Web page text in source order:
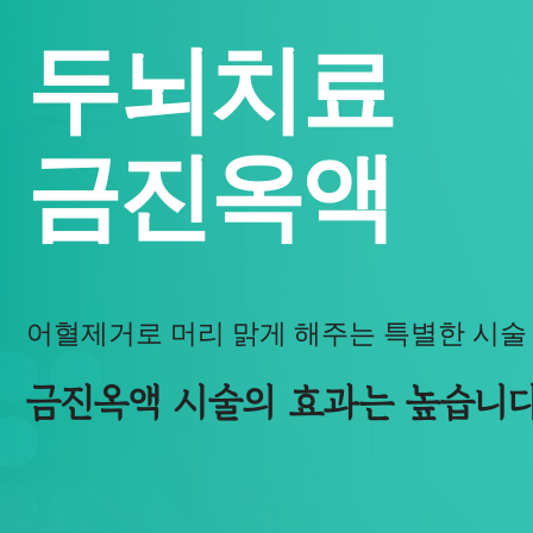
두뇌치료
금진옥액
어혈제거로 머리 맑게 해주는 특별한 시술
금진옥액 시술의 효과는 높습니